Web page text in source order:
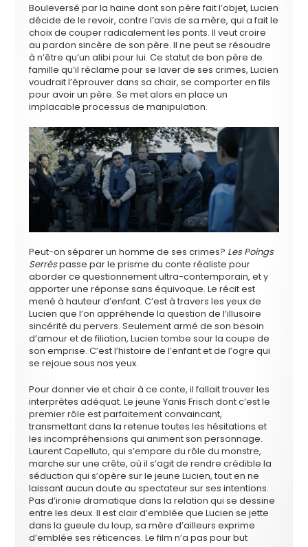
Bouleversé par la haine dont son père fait l’objet, Lucien
décide de le revoir, contre l’avis de sa mère, qui a fait le
choix de couper radicalement les ponts. Il veut croire
au pardon sincère de son père. Il ne peut se résoudre
à n’être qu’un alibi pour lui. Ce statut de bon père de
famille qu’il réclame pour se laver de ses crimes, Lucien
voudrait l’éprouver dans sa chair, se comporter en fils
pour avoir un père. Se met alors en place un
implacable processus de manipulation.
Peut-on séparer un homme de ses crimes? Les Poings
Serréspasse par le prisme du conte réaliste pour
aborder ce questionnement ultra-contemporain, et y
apporter une réponse sans équivoque. Le récit est
mené à hauteur d’enfant. C’est à travers les yeux de
Lucien que l’on appréhende la question de l’illusoire
sincérité du pervers. Seulement armé de son besoin
d’amour et de filiation, Lucien tombe sour la coupe de
son emprise. C’est l’histoire de l’enfant et de l’ogre qui
se rejoue sous nos yeux.
Pour donner vie et chair à ce conte, il fallait trouver les
interprètes adéquat. Le jeune Yanis Frisch dont c’est le
premier rôle est parfaitement convaincant,
transmettant dans la retenue toutes les hésitations et
les incompréhensions qui animent son personnage.
Laurent Capelluto, qui s’empare du rôle du monstre,
marche sur une crête, où il s’agit de rendre crédible la
séduction qui s’opère sur le jeune Lucien, tout en ne
laissant aucun doute au spectateur sur ses intentions.
Pas d’ironie dramatique dans la relation qui se dessine
entre les deux. Il est clair d’emblée que Lucien se jette
dans la gueule du loup, sa mère d’ailleurs exprime
d’emblée ses réticences. Le film n’a pas pour but